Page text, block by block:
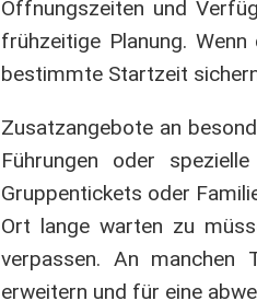
Öffnungszeiten und
frühzeitige Planung.
bestimmte Startzeit
Zusatzangebote an
Führungen oder
Gruppentickets oder
Ort lange warten zu
verpassen. An manchen
erweitern und für eine